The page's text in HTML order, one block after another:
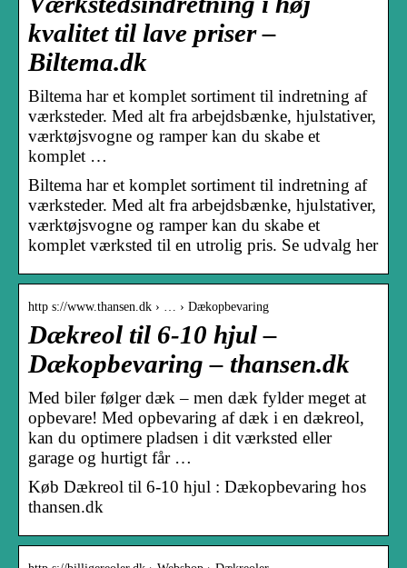
kvalitet til lave priser –
Biltema.dk
Biltema har et komplet sortiment til indretning af
værksteder. Med alt fra arbejdsbænke, hjulstativer,
værktøjsvogne og ramper kan du skabe et
komplet …
Biltema har et komplet sortiment til indretning af
værksteder. Med alt fra arbejdsbænke, hjulstativer,
værktøjsvogne og ramper kan du skabe et
komplet værksted til en utrolig pris. Se udvalg her
http s://www.thansen.dk › … › Dækopbevaring
Dækreol til 6-10 hjul –
Dækopbevaring – thansen.dk
Med biler følger dæk – men dæk fylder meget at
opbevare! Med opbevaring af dæk i en dækreol,
kan du optimere pladsen i dit værksted eller
garage og hurtigt får …
Køb Dækreol til 6-10 hjul : Dækopbevaring hos
thansen.dk